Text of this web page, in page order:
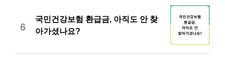
6
국민건강보험 환급금, 아직도 안 찾
아가셨나요?